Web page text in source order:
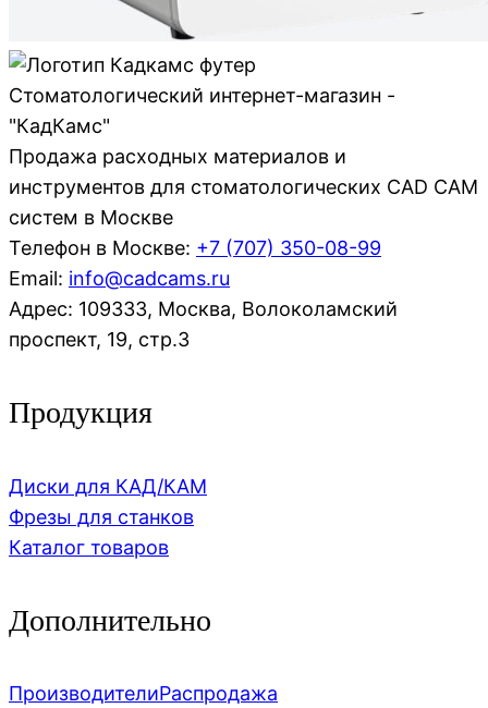
Стоматологический интернет-магазин -
"КадКамс"
Продажа расходных материалов и
инструментов для стоматологических CAD CAM
систем в Москве
Телефон в Москве: +7 (707) 350-08-99
Email: info@cadcams.ru
Адрес: 109333, Москва, Волоколамский
проспект, 19, стр.3
Продукция
Диски для КАД/КАМ
Фрезы для станков
Каталог товаров
Дополнительно
ПроизводителиРаспродажа